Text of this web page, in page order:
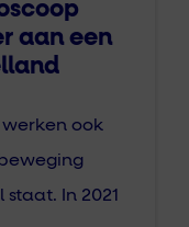
aan een
werken ook
In 2021